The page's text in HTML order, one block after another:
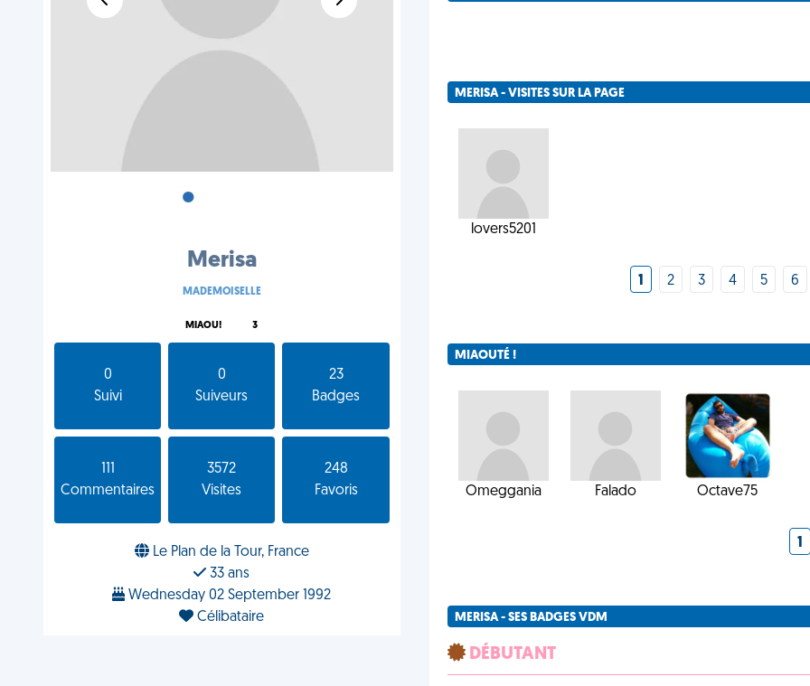
•
Merisa
MADEMOISELLE
MIAOU! 3
0
Suivi
0
Suiveurs
23
Badges
Commentaires
3572
Visites
248
Favoris
Le Plan de la Tour, France
33 ans
Wednesday 02 September 1992
Célibataire
MERISA - VISITES SUR LA PAGE
lovers5201
1 2 3 4 5 6
MIAOUTÉ !
Omeggania Falado Octave75
1
MERISA - SES BADGES VDM
DÉBUTANT